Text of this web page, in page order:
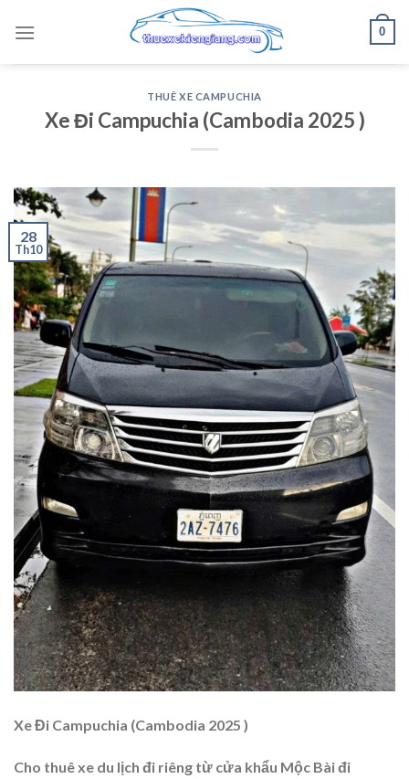
0
THUÊ XE CAMPUCHIA
Xe Đi Campuchia (Cambodia 2025 )
28
Th10
Xe Đi Campuchia (Cambodia 2025 )
Cho thuê xe du lịch đi riêng từ cửa khẩu Mộc Bài đi